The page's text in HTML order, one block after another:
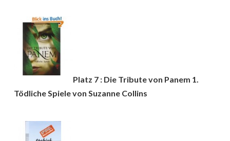
Platz 7 : Die Tribute von Panem 1.
Tödliche Spiele von Suzanne Collins